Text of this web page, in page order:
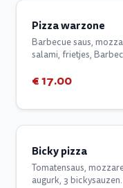
Pizza warzone
Barbecue saus,
salami, frietjes,
€ 17.00
Bicky pizza
Tomatensaus,
augurk, 3 bickysauzen.